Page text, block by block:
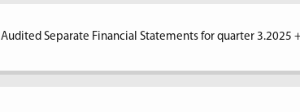
Audited Separate Financial Statements for quarter 3.2025